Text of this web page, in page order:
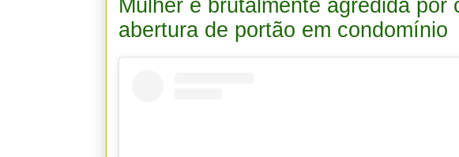
Mulher é brutalmente agredida por
abertura de portão em condomínio